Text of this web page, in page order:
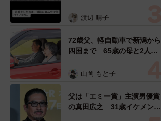
ようとした4日間 「命の重
表の訴え
渡辺 晴子
72歳父、軽自動車で新潟から
四国まで 65歳の母と2人で
憩まで分刻み… 「大学生で
山岡 もと子
父は「エミー賞」主演男優賞
の真田広之 31歳イケメン俳